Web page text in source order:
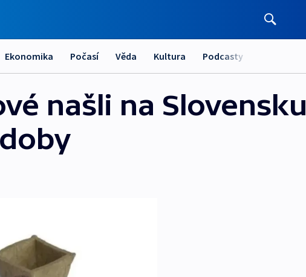
Ekonomika Počasí Věda Kultura Podcasty
našli na Slovensku